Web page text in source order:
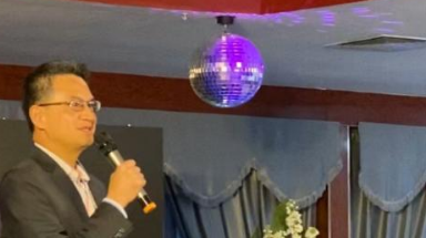
合作第一步
總統強調將以3大面向加速臺灣經濟轉型升級 籲請立院
我輸美2072項產品豁免對等關稅